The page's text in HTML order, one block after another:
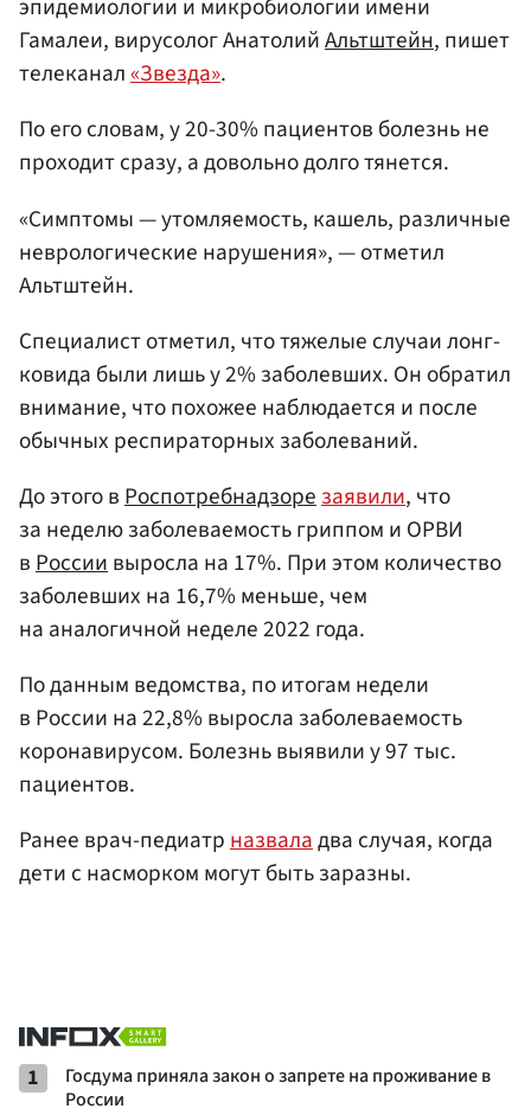
эпидемиологии и микробиологии имени
Гамалеи, вирусолог АнатолийАльтштейн, пишет
телеканал«Звезда».
По его словам, у 20-30% пациентов болезнь не
проходит сразу, а довольно долго тянется.
«Симптомы — утомляемость, кашель, различные
неврологические нарушения», — отметил
Альтштейн.
Специалист отметил, что тяжелые случаи лонг-
ковида были лишь у 2% заболевших. Он обратил
внимание, что похожее наблюдается и после
обычных респираторных заболеваний.
До этого вРоспотребнадзорезаявили, что
за неделю заболеваемость гриппом и ОРВИ
вРоссиивыросла на 17%. При этом количество
заболевших на 16,7% меньше, чем
на аналогичной неделе 2022 года.
По данным ведомства, по итогам недели
в России на 22,8% выросла заболеваемость
коронавирусом. Болезнь выявили у 97 тыс.
пациентов.
Ранее врач-педиатрназваладва случая, когда
дети с насморком могут быть заразны.
1
Госдума приняла закон о запрете на проживание в
России